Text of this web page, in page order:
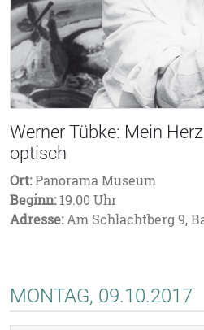
Werner Tübke: Mein
optisch
Ort:Panorama Museum
Beginn:19.00 Uhr
Adresse:Am Schlachtberg 9,
MONTAG, 09.10.2017